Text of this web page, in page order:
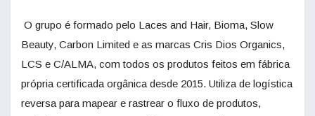
O grupo é formado pelo Laces and Hair, Bioma, Slow
Beauty, Carbon Limited e as marcas Cris Dios Organics,
LCS e C/ALMA, com todos os produtos feitos em fábrica
própria certificada orgânica desde 2015. Utiliza de logística
reversa para mapear e rastrear o fluxo de produtos,